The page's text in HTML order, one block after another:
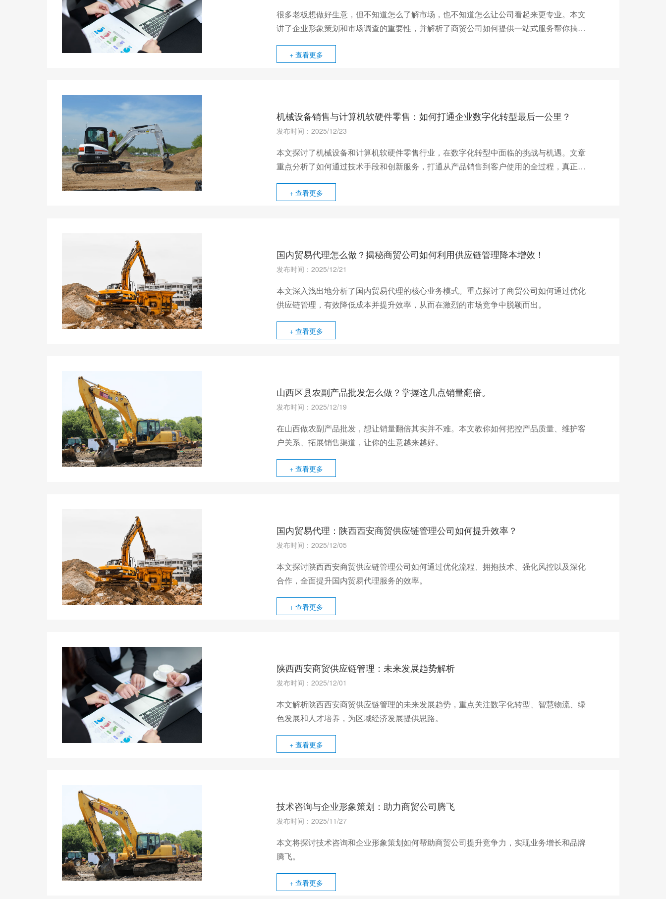
很多老板想做好生意，但不知道怎么了解市场，也不知道怎么让公司看起来更专业。本文
讲了企业形象策划和市场调查的重要性，并解析了商贸公司如何提供一站式服务帮你搞定
+ 查看更多
机械设备销售与计算机软硬件零售：如何打通企业数字化转型最后一公里？
发布时间：2025/12/23
本文探讨了机械设备和计算机软硬件零售行业，在数字化转型中面临的挑战与机遇。文章
重点分析了如何通过技术手段和创新服务，打通从产品销售到客户使用的全过程，真正实
+ 查看更多
国内贸易代理怎么做？揭秘商贸公司如何利用供应链管理降本增效！
发布时间：2025/12/21
本文深入浅出地分析了国内贸易代理的核心业务模式。重点探讨了商贸公司如何通过优化
供应链管理，有效降低成本并提升效率，从而在激烈的市场竞争中脱颖而出。
+ 查看更多
山西区县农副产品批发怎么做？掌握这几点销量翻倍。
发布时间：2025/12/19
在山西做农副产品批发，想让销量翻倍其实并不难。本文教你如何把控产品质量、维护客
户关系、拓展销售渠道，让你的生意越来越好。
+ 查看更多
国内贸易代理：陕西西安商贸供应链管理公司如何提升效率？
发布时间：2025/12/05
本文探讨陕西西安商贸供应链管理公司如何通过优化流程、拥抱技术、强化风控以及深化
合作，全面提升国内贸易代理服务的效率。
+ 查看更多
陕西西安商贸供应链管理：未来发展趋势解析
发布时间：2025/12/01
本文解析陕西西安商贸供应链管理的未来发展趋势，重点关注数字化转型、智慧物流、绿
色发展和人才培养，为区域经济发展提供思路。
+ 查看更多
技术咨询与企业形象策划：助力商贸公司腾飞
发布时间：2025/11/27
本文将探讨技术咨询和企业形象策划如何帮助商贸公司提升竞争力，实现业务增长和品牌
腾飞。
+ 查看更多